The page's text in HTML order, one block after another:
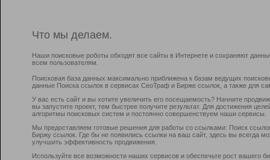
Что мы делаем.
Наши поисковые роботы обходят все сайты в Интернете и сохраняют
всем пользователям.
Поисковая база данных максимально приближена к базам ведущих
данные Поиска ссылок в сервисах СеоТраф и Бирже ссылок, а также для
У вас есть сайт и вы хотите увеличить его посещаемость? Начните
вы запустите проект, тем быстрее получите результат. Для достижения
алгоритмы поисковых систем и постоянно совершенствуем наши сервисы.
Мы предоставляем готовые решения для работы со ссылками: Поиск
Биржу ссылок. Где бы не появились ссылки на ваш сайт, здесь вы всегда
улучшить эффективность продвижения.
Используйте все возможности наших сервисов и обеспечьте рост вашего